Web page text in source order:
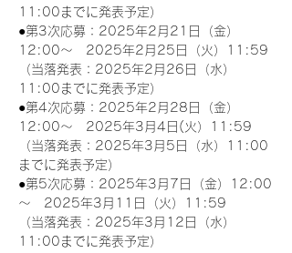
11:00までに発表予定）
●第3次応募：2025年2月21日（金）
12:00～　2025年2月25日（火）11:59
（当落発表：2025年2月26日（水）
11:00までに発表予定）
●第4次応募：2025年2月28日（金）
12:00～　2025年3月4日(火）11:59
（当落発表：2025年3月5日（水）11:00
までに発表予定）
●第5次応募：2025年3月7日（金）12:00
～　2025年3月11日（火）11:59
（当落発表：2025年3月12日（水）
11:00までに発表予定）